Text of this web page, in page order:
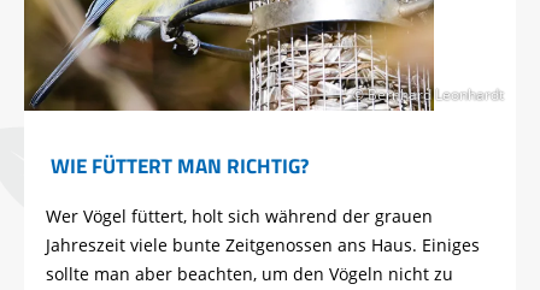
© Bernhard Leonhardt
WIE FÜTTERT MAN RICHTIG?
Wer Vögel füttert, holt sich während der grauen
Jahreszeit viele bunte Zeitgenossen ans Haus. Einiges
sollte man aber beachten, um den Vögeln nicht zu